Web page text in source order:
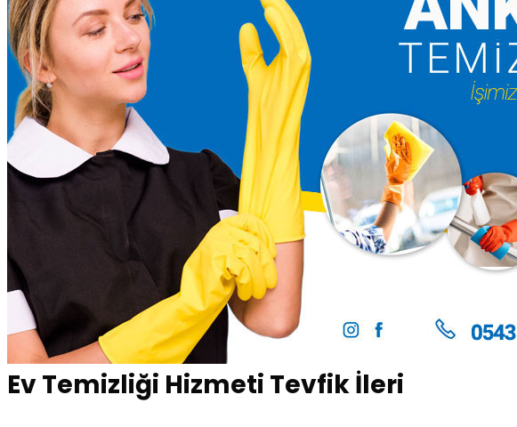
Ev Temizliği Hizmeti Tevfik İleri